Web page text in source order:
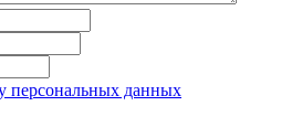
персональных данных